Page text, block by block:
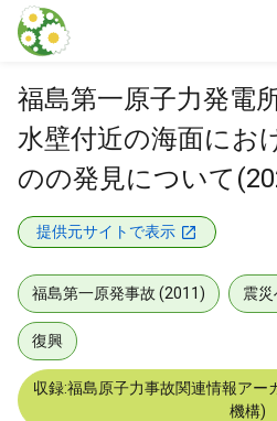
本文に飛ぶ
福島第一原子力発電
水壁付近の海面にお
のの発見について
提供元サイトで表示
福島第一原発事故 (2011) 震災
復興
収録:福島原子力事故関連情報アー
機構)